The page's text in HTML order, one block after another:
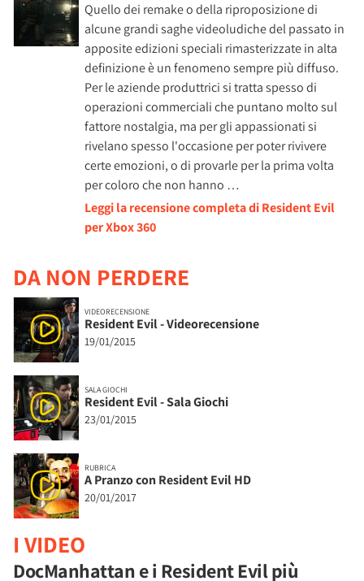
Quello dei remake o della riproposizione di
alcune grandi saghe videoludiche del passato in
apposite edizioni speciali rimasterizzate in alta
definizione è un fenomeno sempre più diffuso.
Per le aziende produttrici si tratta spesso di
operazioni commerciali che puntano molto sul
fattore nostalgia, ma per gli appassionati si
rivelano spesso l'occasione per poter rivivere
certe emozioni, o di provarle per la prima volta
per coloro che non hanno …
Leggi la recensione completa di Resident Evil
per Xbox 360
DA NON PERDERE
VIDEORECENSIONE
Resident Evil - Videorecensione
19/01/2015
SALA GIOCHI
Resident Evil - Sala Giochi
23/01/2015
RUBRICA
A Pranzo con Resident Evil HD
20/01/2017
I VIDEO
DocManhattan e i Resident Evil più